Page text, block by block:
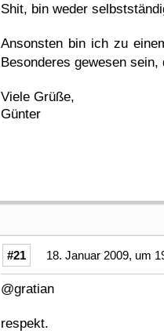
Shit, bin weder
Ansonsten bin ich zu
Besonderes gewesen
Viele Grüße,
Günter
#21 18. Januar 2009, um
@gratian
respekt.